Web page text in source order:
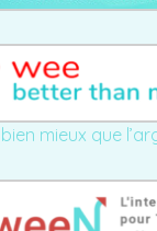
mieux que